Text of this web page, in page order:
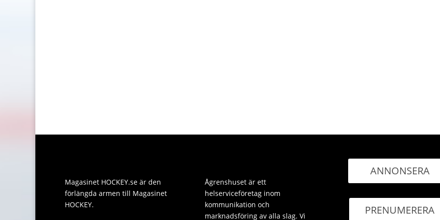
Magasinet HOCKEY.se är den
förlängda armen till Magasinet
HOCKEY.
Ågrenshuset är ett
helserviceföretag inom
kommunikation och
marknadsföring av alla slag. Vi
ANNONSERA
PRENUMERERA